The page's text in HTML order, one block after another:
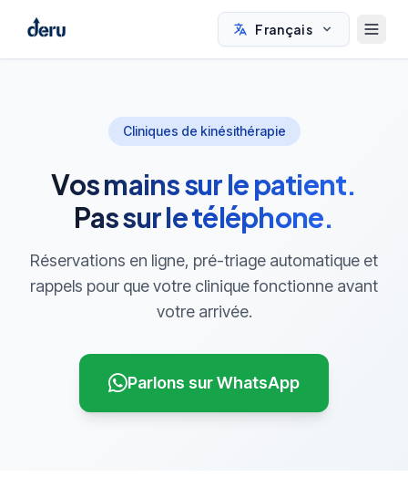
Français
Cliniques de kinésithérapie
Vos mains sur le patient.
Pas sur le téléphone.
Réservations en ligne, pré-triage automatique et
rappels pour que votre clinique fonctionne avant
votre arrivée.
Parlons sur WhatsApp